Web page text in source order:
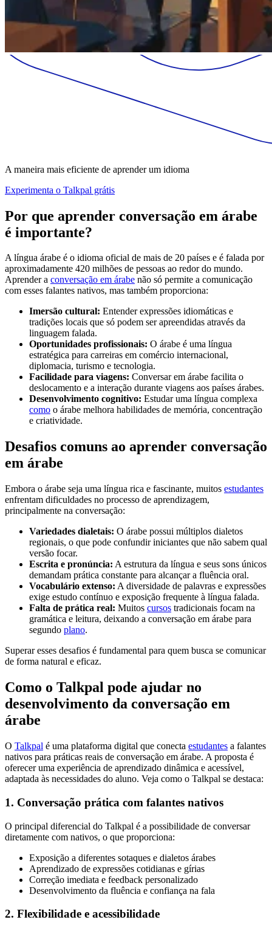
A maneira mais eficiente de aprender um idioma
Experimenta o Talkpal grátis
Por que aprender conversação em árabe
é importante?
A língua árabe é o idioma oficial de mais de 20 países e é falada por
aproximadamente 420 milhões de pessoas ao redor do mundo.
Aprender a conversação em árabe não só permite a comunicação
com esses falantes nativos, mas também proporciona:
Imersão cultural: Entender expressões idiomáticas e
tradições locais que só podem ser apreendidas através da
linguagem falada.
Oportunidades profissionais: O árabe é uma língua
estratégica para carreiras em comércio internacional,
diplomacia, turismo e tecnologia.
Facilidade para viagens: Conversar em árabe facilita o
deslocamento e a interação durante viagens aos países árabes.
Desenvolvimento cognitivo: Estudar uma língua complexa
como o árabe melhora habilidades de memória, concentração
e criatividade.
Desafios comuns ao aprender conversação
em árabe
Embora o árabe seja uma língua rica e fascinante, muitos estudantes
enfrentam dificuldades no processo de aprendizagem,
principalmente na conversação:
Variedades dialetais: O árabe possui múltiplos dialetos
regionais, o que pode confundir iniciantes que não sabem qual
versão focar.
Escrita e pronúncia: A estrutura da língua e seus sons únicos
demandam prática constante para alcançar a fluência oral.
Vocabulário extenso: A diversidade de palavras e expressões
exige estudo contínuo e exposição frequente à língua falada.
Falta de prática real: Muitos cursos tradicionais focam na
gramática e leitura, deixando a conversação em árabe para
segundo plano.
Superar esses desafios é fundamental para quem busca se comunicar
de forma natural e eficaz.
Como o Talkpal pode ajudar no
desenvolvimento da conversação em
árabe
O Talkpal é uma plataforma digital que conecta estudantes a falantes
nativos para práticas reais de conversação em árabe. A proposta é
oferecer uma experiência de aprendizado dinâmica e acessível,
adaptada às necessidades do aluno. Veja como o Talkpal se destaca:
1. Conversação prática com falantes nativos
O principal diferencial do Talkpal é a possibilidade de conversar
diretamente com nativos, o que proporciona:
Exposição a diferentes sotaques e dialetos árabes
Aprendizado de expressões cotidianas e gírias
Correção imediata e feedback personalizado
Desenvolvimento da fluência e confiança na fala
2. Flexibilidade e acessibilidade